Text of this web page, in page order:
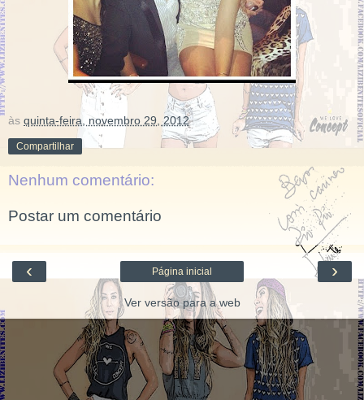
às quinta-feira, novembro 29, 2012
Compartilhar
Nenhum comentário:
Postar um comentário
‹ ›
Página inicial
Ver versão para a web